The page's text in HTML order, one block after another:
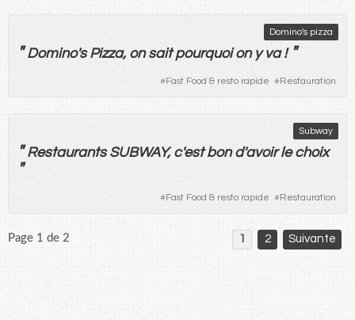
Domino's pizza
"Domino'sPizza, on sait pourquoi on yva ! "
#Fast Food & resto rapide #Restauration
Subway
" RestaurantsSUBWAY, c'est bond'avoir le choix
"
#Fast Food & resto rapide #Restauration
Page 1 de 2 1 2 Suivante